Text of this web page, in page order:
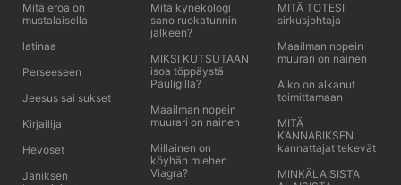
Mitä eroa on
mustalaisella
latinaa
Perseeseen
Jeesus sai sukset
Kirjailija
Hevoset
Jäniksen
Mitä kynekologi
sano ruokatunnin
jälkeen?
MIKSI KUTSUTAAN
isoa töppäystä
Pauligilla?
Maailman nopein
muurari on nainen
Millainen on
köyhän miehen
Viagra?
MITÄ TOTESI
sirkusjohtaja
Maailman nopein
muurari on nainen
Alko on alkanut
toimittamaan
MITÄ
KANNABIKSEN
kannattajat tekevät
MINKÄLAISISTA